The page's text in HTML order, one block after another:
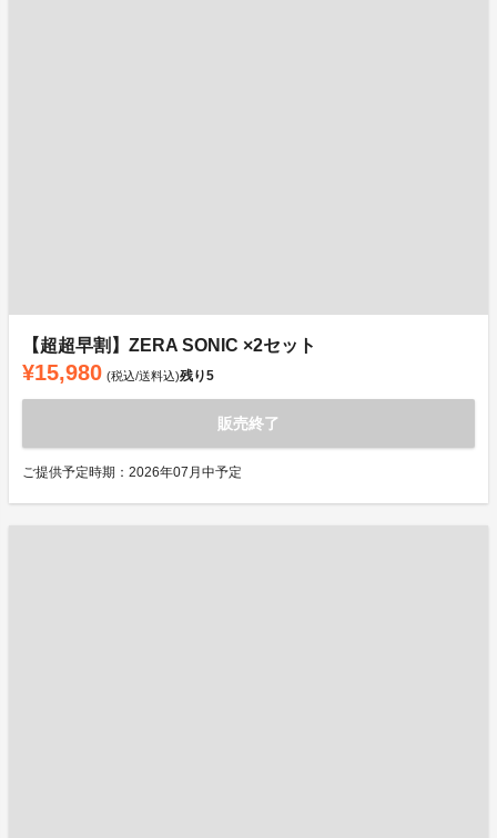
【超超早割】ZERA SONIC ×2セット
¥15,980 (税込/送料込)残り5
販売終了
ご提供予定時期：2026年07月中予定